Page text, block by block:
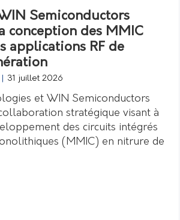
Semiconductors
conception des MMIC
applications RF de
31 juillet 2026
et WIN Semiconductors
stratégique visant à
des circuits intégrés
(MMIC) en nitrure de